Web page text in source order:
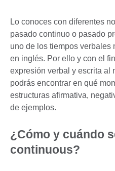
Lo conoces con diferentes
pasado continuo o pasado
uno de los tiempos verbales
en inglés. Por ello y con el
expresión verbal y escrita al
podrás encontrar en qué
estructuras afirmativa,
de ejemplos.
¿Cómo y cuándo
continuous?